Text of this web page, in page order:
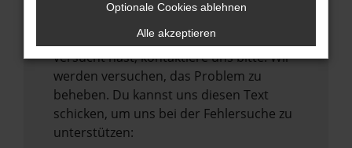
Wende dich an den Webseitenbetreiber.
Wenn du alle oben genannten Schritte
versucht hast, kontaktiere uns bitte. Wir
werden versuchen, das Problem zu
beheben. Du kannst uns diesen Text
schicken, um uns bei der Fehlersuche zu
unterstützen:
Optionale Cookies ablehnen
Alle akzeptieren